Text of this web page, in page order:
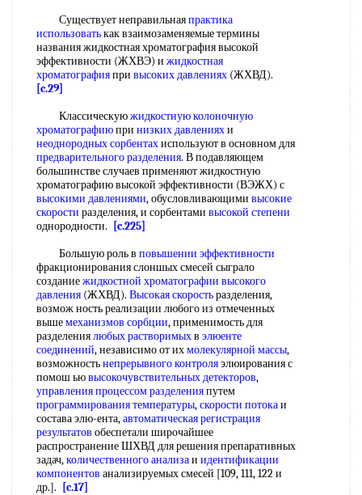
Существует неправильнаяпрактика
использоватькак взаимозаменяемые термины
названия жидкостная хроматография высокой
эффективности (ЖХВЭ) и жидкостная
хроматографияпри высоких давлениях (ЖХВД).
[c.29]
Классическуюжидкостную колоночную
хроматографиюпри низких давленияхи
неоднородных сорбентахиспользуют в основном для
предварительного разделения. В подавляющем
большинстве случаев применяют жидкостную
хроматографию высокой эффективности (ВЭЖХ) с
высокими давлениями, обусловливающими высокие
скорости разделения, и сорбентами высокой степени
однородности.
[c.225]
Большую роль в повышении эффективности
фракционирования слоншых смесей сыграло
созданиежидкостной хроматографии высокого
давления (ЖХВД). Высокая скоростьразделения,
возмож ность реализации любого из отмеченных
вышемеханизмов сорбции, применимость для
разделениялюбых растворимыхв элюенте
соединений, независимо от ихмолекулярной массы,
возможностьнепрерывного контроляэлюирования с
помош ьювысокочувствительных детекторов,
управления процессом разделенияпутем
программирования температуры,скорости потокаи
состава элю-ента,автоматическая регистрация
результатов обеспетали широчайшее
распространение ШХВД для решения препаративных
задач,количественного анализаи идентификации
компонентов анализируемых смесей [109, 111, 122 и
др.].
[c.17]